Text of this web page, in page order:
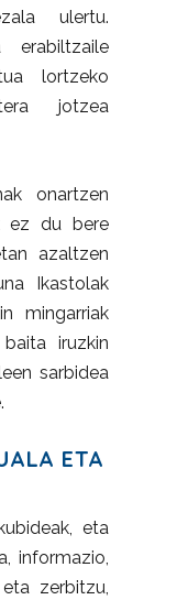
ulertu.
erabiltzaile
lortzeko
jotzea
onartzen
ez du bere
azaltzen
Ikastolak
mingarriak
iruzkin
sarbidea
ETA
eta
informazio,
zerbitzu,